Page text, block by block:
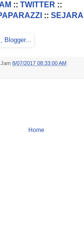
:: TWITTER ::
::
Jam 8/07/2017 08:33:00 AM
Home